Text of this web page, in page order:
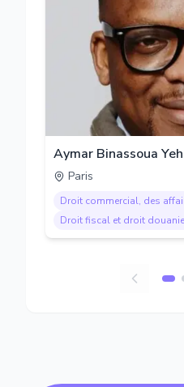
Aymar Binassoua
Paris
Droit commercial, des
Droit fiscal et droit